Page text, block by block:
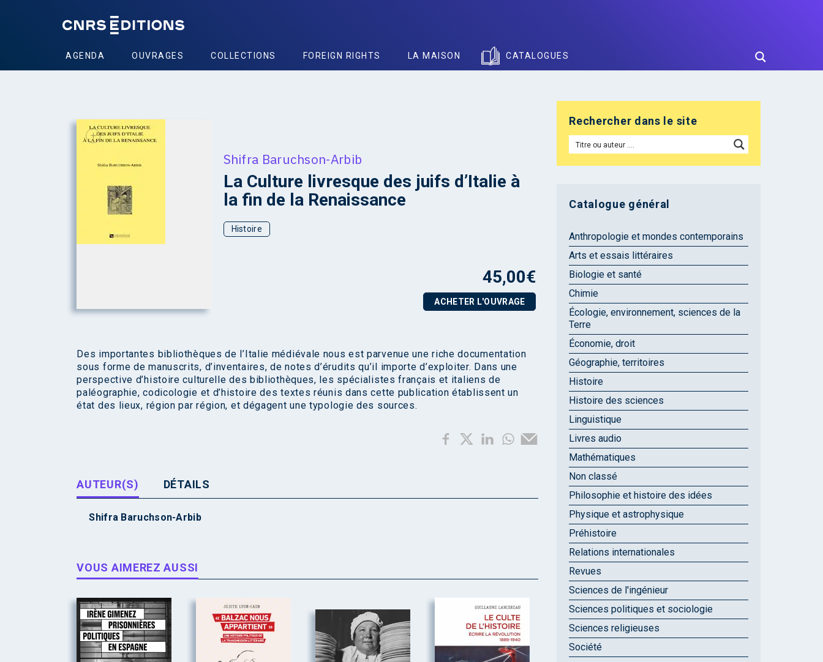
AGENDA OUVRAGES COLLECTIONS FOREIGN RIGHTS LA MAISON CATALOGUES
+
Shifra Baruchson-Arbib
La Culture livresque des juifs d’Italie à
la fin de la Renaissance
Histoire
45,00€
ACHETER L'OUVRAGE
Des importantes bibliothèques de l’Italie médiévale nous est parvenue une riche documentation
sous forme de manuscrits, d’inventaires, de notes d’érudits qu’il importe d’exploiter. Dans une
perspective d’histoire culturelle des bibliothèques, les spécialistes français et italiens de
paléographie, codicologie et d’histoire des textes réunis dans cette publication établissent un
état des lieux, région par région, et dégagent une typologie des sources.
AUTEUR(S) DÉTAILS
Shifra Baruchson-Arbib
VOUS AIMEREZ AUSSI
Rechercher dans le site
Catalogue général
Anthropologie et mondes contemporains
Arts et essais littéraires
Biologie et santé
Chimie
Écologie, environnement, sciences de la
Terre
Économie, droit
Géographie, territoires
Histoire
Histoire des sciences
Linguistique
Livres audio
Mathématiques
Non classé
Philosophie et histoire des idées
Physique et astrophysique
Préhistoire
Relations internationales
Revues
Sciences de l'ingénieur
Sciences politiques et sociologie
Sciences religieuses
Société